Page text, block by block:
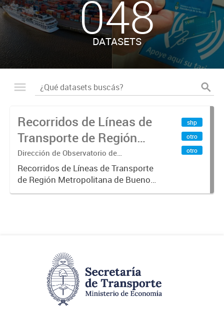
048
DATASETS
Recorridos de Líneas de
Transporte de Región
Metropolitana de
Buenos Aires (RMBA)
Dirección de Observatorio de
Transporte, Estudio y Sistemas
Recorridos de Líneas de Transporte
de Región Metropolitana de Buenos
Aires (RMBA).-
shp
otro
otro